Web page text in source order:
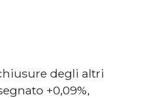
degli altri
+0,09%,